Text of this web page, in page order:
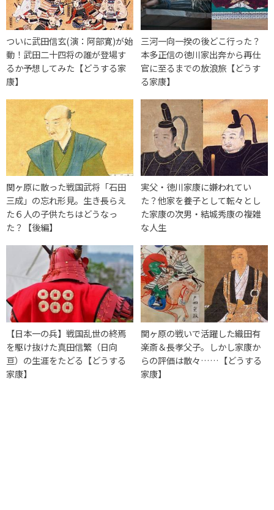
ついに武田信玄(演：阿部寛)が始
動！武田二十四将の誰が登場す
るか予想してみた【どうする家
康】
三河一向一揆の後どこ行った？
本多正信の徳川家出奔から再仕
官に至るまでの放浪旅【どうす
る家康】
関ヶ原に散った戦国武将「石田
三成」の忘れ形見。生き長らえ
た６人の子供たちはどうなっ
た？【後編】
実父・徳川家康に嫌われてい
た？他家を養子として転々とし
た家康の次男・結城秀康の複雑
な人生
【日本一の兵】戦国乱世の終焉
を駆け抜けた真田信繁（日向
亘）の生涯をたどる【どうする
家康】
関ヶ原の戦いで活躍した織田有
楽斎＆長孝父子。しかし家康か
らの評価は散々……【どうする
家康】